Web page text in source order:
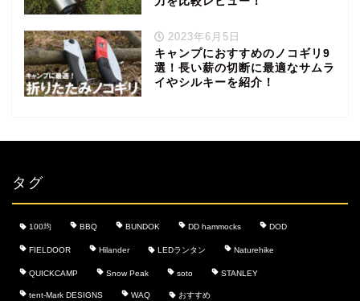
2023年6月5日
キャンプにおすすめのノコギリ9
選！長い薪の切断に最適なサムラ
イやシルキーを紹介！
タグ
100均 BBQ BUNDOK DD hammocks DOD
FIELDOOR Hilander LEDランタン Naturehike
QUICKCAMP Snow Peak soto STANLEY
tent-Mark DESIGNS WAQ おすすめ